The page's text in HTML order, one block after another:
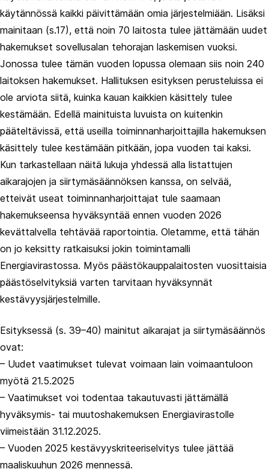
käytännössä kaikki päivittämään omia järjestelmiään. Lisäksi
mainitaan (s.17), että noin 70 laitosta tulee jättämään uudet
hakemukset sovellusalan tehorajan laskemisen vuoksi.
Jonossa tulee tämän vuoden lopussa olemaan siis noin 240
laitoksen hakemukset. Hallituksen esityksen perusteluissa ei
ole arviota siitä, kuinka kauan kaikkien käsittely tulee
kestämään. Edellä mainituista luvuista on kuitenkin
pääteltävissä, että useilla toiminnanharjoittajilla hakemuksen
käsittely tulee kestämään pitkään, jopa vuoden tai kaksi.
Kun tarkastellaan näitä lukuja yhdessä alla listattujen
aikarajojen ja siirtymäsäännöksen kanssa, on selvää,
etteivät useat toiminnanharjoittajat tule saamaan
hakemukseensa hyväksyntää ennen vuoden 2026
kevättalvella tehtävää raportointia. Oletamme, että tähän
on jo keksitty ratkaisuksi jokin toimintamalli
Energiavirastossa. Myös päästökauppalaitosten vuosittaisia
päästöselvityksiä varten tarvitaan hyväksynnät
kestävyysjärjestelmille.
Esityksessä (s. 39–40) mainitut aikarajat ja siirtymäsäännös
ovat:
– Uudet vaatimukset tulevat voimaan lain voimaantuloon
myötä 21.5.2025
– Vaatimukset voi todentaa takautuvasti jättämällä
hyväksymis- tai muutoshakemuksen Energiavirastolle
viimeistään 31.12.2025.
– Vuoden 2025 kestävyyskriteeriselvitys tulee jättää
maaliskuuhun 2026 mennessä.